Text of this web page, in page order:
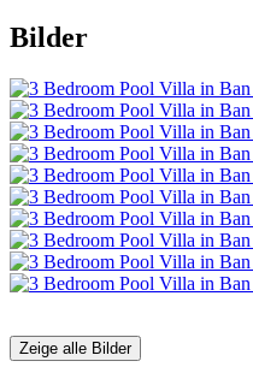
Bilder
Zeige alle Bilder